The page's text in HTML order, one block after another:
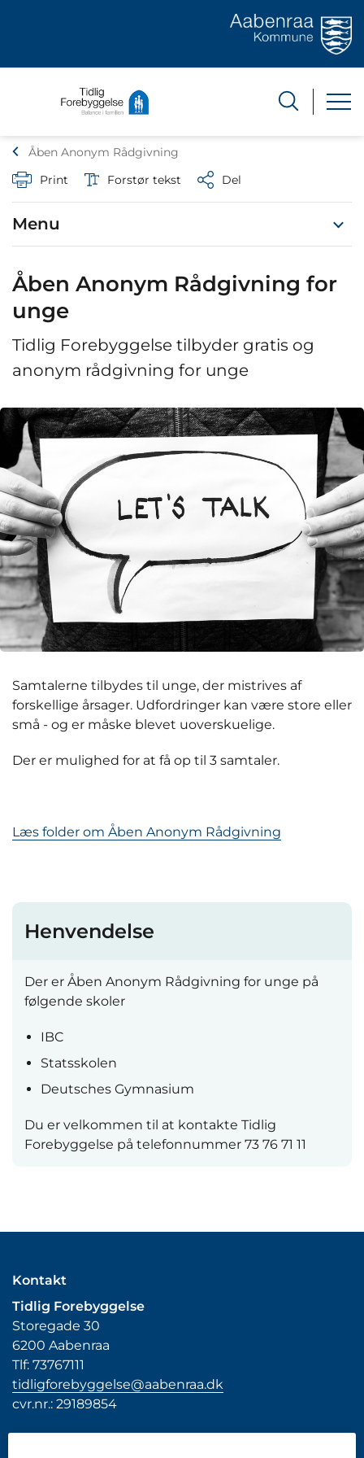
Åben Anonym Rådgivning
Print
Forstør tekst Del
Menu
Åben Anonym Rådgivning for
unge
Tidlig Forebyggelse tilbyder gratis og
anonym rådgivning for unge
Samtalerne tilbydes til unge, der mistrives af
forskellige årsager. Udfordringer kan være store eller
små - og er måske blevet uoverskuelige.
Der er mulighed for at få op til 3 samtaler.
Læs folder om Åben Anonym Rådgivning
Henvendelse
Der er Åben Anonym Rådgivning for unge på
følgende skoler
IBC
Statsskolen
Deutsches Gymnasium
Du er velkommen til at kontakte Tidlig
Forebyggelse på telefonnummer 73 76 71 11
Kontakt
Tidlig Forebyggelse
Storegade 30
6200 Aabenraa
Tlf: 73767111
tidligforebyggelse@aabenraa.dk
cvr.nr.: 29189854